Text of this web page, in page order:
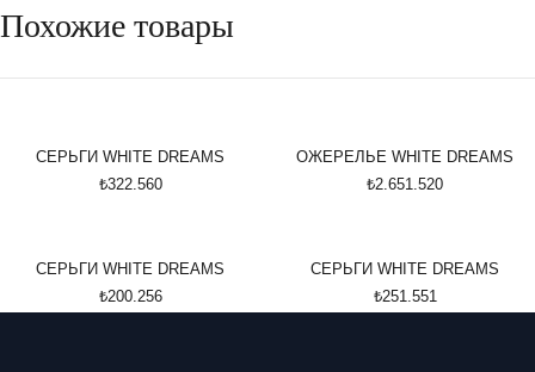
Похожие товары
СЕРЬГИ WHITE DREAMS
₺322.560
ОЖЕРЕЛЬЕ WHITE DREAMS
₺2.651.520
СЕРЬГИ WHITE DREAMS
₺200.256
СЕРЬГИ WHITE DREAMS
₺251.551